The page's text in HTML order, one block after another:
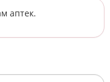
аптек.